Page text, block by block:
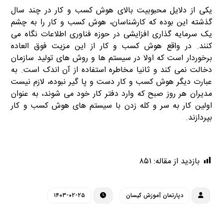
یکی از دلایل محبوبیت بالای هوش کسب و کار در چند سال
گذشته این بوده که کارشناسان، هوش کسب و کار را به چشم
یک سرمایه گذاری افزایشی در حوزه فناوری اطلاعات نگاه می
کنند. در واقع هوش کسب و کار از این مزیت فوق العاده
برخوردار است که اولا در سیستم ها و روش های تولید سازمان
دخالت نمی کند و ثانیا مخاطره استفاده از آن اندک است. به
عبارت دیگر هوش کسب و کار دست و پا گیر نبوده، لازم نیست
مدیران هر روز صبح که وارد دفتر کار خود می شوند، به عنوان
اولین کار به سر و کله زدن با سیستم های هوش کسب و کار
بپردازند.
بازدید از مقاله: ۸۵۱
دپارتمان آموزش کیسان ۱۴۰۳-۰۲-۲۵